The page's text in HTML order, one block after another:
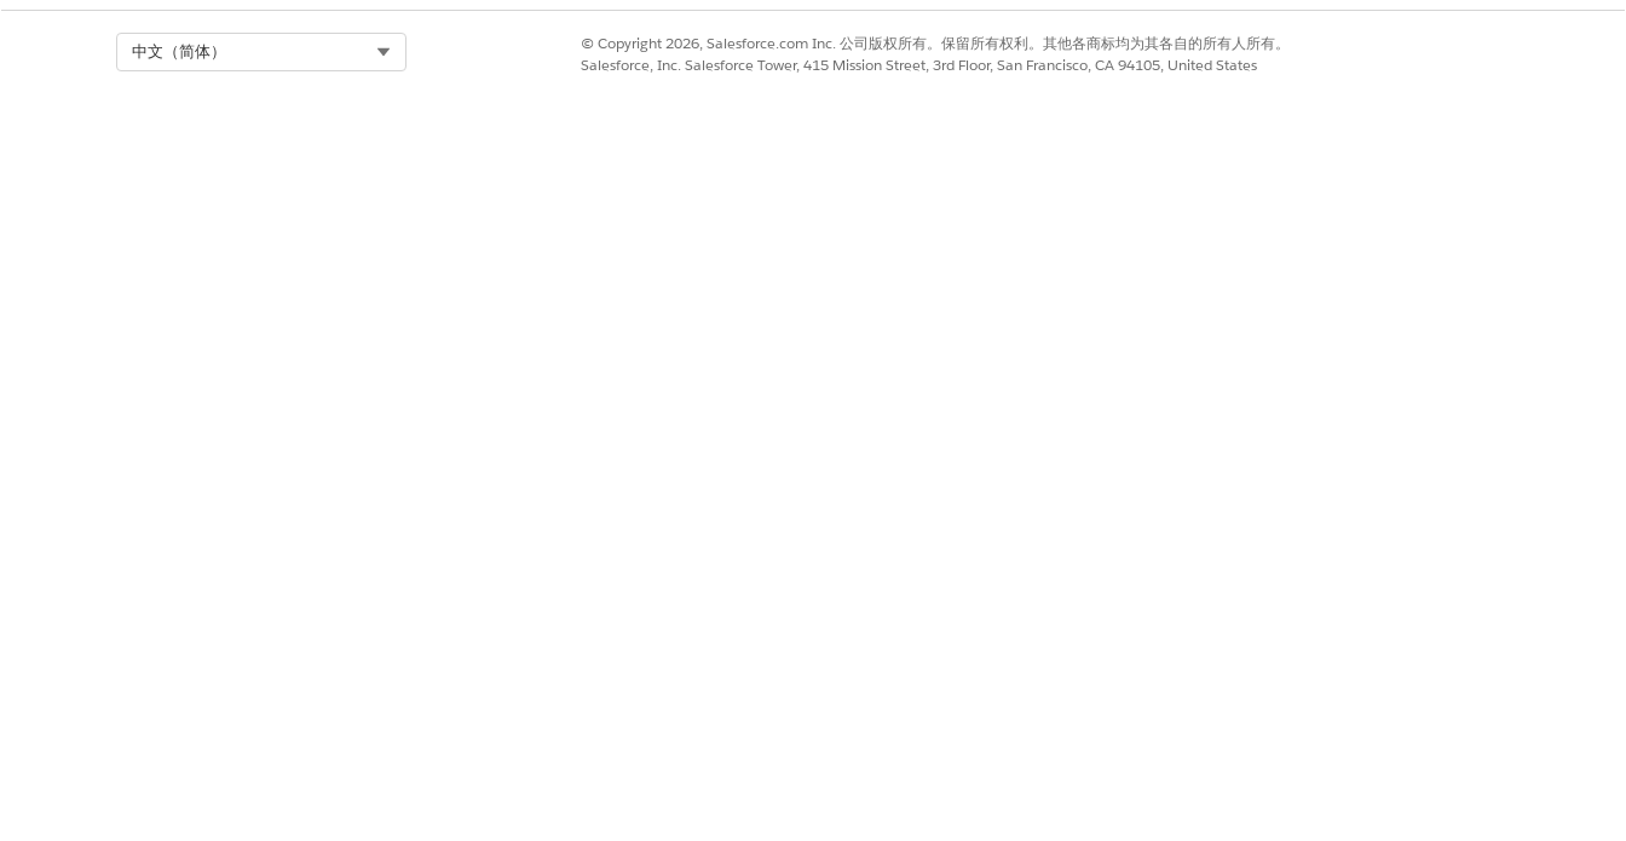
经过身份验证的用户：可见性由用户简档和附加到统一目录的数据治理策略决定。
中文（简体）
© Copyright 2026, Salesforce.com Inc. 公司版权所有。保留所有权利。其他各商标均为其各自的所有人所有。
Salesforce, Inc. Salesforce Tower, 415 Mission Street, 3rd Floor, San Francisco, CA 94105, United States